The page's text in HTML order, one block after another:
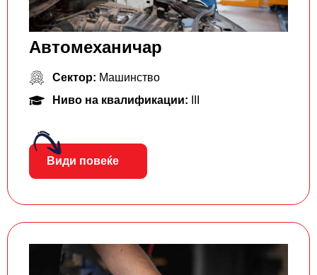
Автомеханичар
Сектор: Машинство
Ниво на квалификации:
Види повеќе